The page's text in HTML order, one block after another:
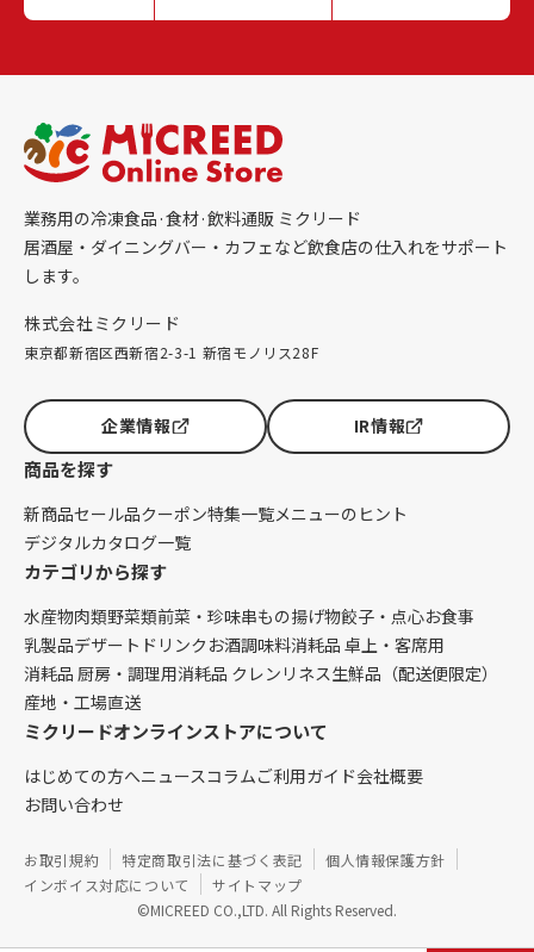
業務用の冷凍食品·食材·飲料通販 ミクリード
居酒屋・ダイニングバー・カフェなど飲食店の仕入れをサポート
します。
株式会社ミクリード
東京都新宿区西新宿2-3-1 新宿モノリス28F
企業情報 IR情報
商品を探す
新商品セール品クーポン特集一覧メニューのヒント
デジタルカタログ一覧
カテゴリから探す
水産物肉類野菜類前菜・珍味串もの揚げ物餃子・点心お食事
乳製品デザート ドリンク お酒調味料消耗品 卓上・客席用
消耗品 厨房・調理用消耗品 クレンリネス生鮮品（配送便限定）
産地・工場直送
ミクリードオンラインストアについて
はじめての方へニュースコラムご利用ガイド会社概要
お問い合わせ
©MICREED CO.,LTD. All Rights Reserved.
お取引規約 特定商取引法に基づく表記
個人情報保護方針
インボイス対応について
サイトマップ